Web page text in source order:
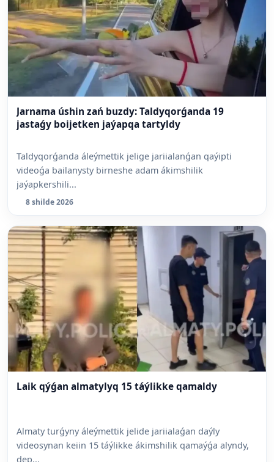
Jarnama úshin zań buzdy: Taldyqorǵanda 19
jastaǵy boijetken jaýapqa tartyldy
Taldyqorǵanda áleýmettik jelige jariialanǵan qaýipti
videoǵa bailanysty birneshe adam ákimshilik
jaýapkershili...
8 shilde 2026
Laik qýǵan almatylyq 15 táýlikke qamaldy
Almaty turǵyny áleýmettik jelide jariialaǵan daýly
videosynan keiin 15 táýlikke ákimshilik qamaýǵa alyndy,
dep...